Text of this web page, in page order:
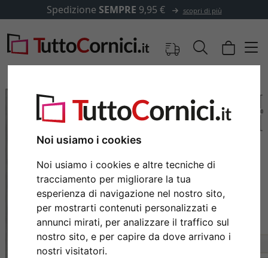
Noi usiamo i cookies
Noi usiamo i cookies e altre tecniche di
tracciamento per migliorare la tua
esperienza di navigazione nel nostro sito,
per mostrarti contenuti personalizzati e
annunci mirati, per analizzare il traffico sul
nostro sito, e per capire da dove arrivano i
nostri visitatori.
Spedizione SEMPRE 9,95 € scopri di più
Indietro